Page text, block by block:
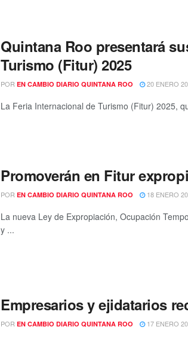
Quintana Roo presentará
Turismo (Fitur) 2025
POR EN CAMBIO DIARIO QUINTANA ROO 20 ENERO
La Feria Internacional de Turismo (Fitur) 2025,
Promoverán en Fitur
POR EN CAMBIO DIARIO QUINTANA ROO 18 ENERO
La nueva Ley de Expropiación, Ocupación
y ...
Empresarios y ejidatarios
POR EN CAMBIO DIARIO QUINTANA ROO 17 ENERO